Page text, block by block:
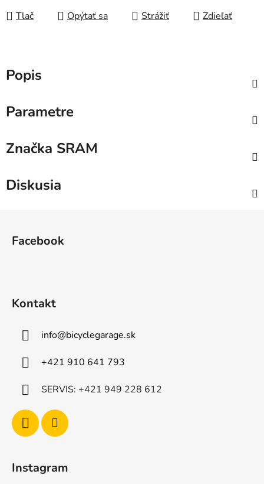
Tlač Opýtať sa Strážiť Zdieľať
Popis
Parametre
Značka SRAM
Diskusia
Facebook
Kontakt
info@bicyclegarage.sk
+421 910 641 793
SERVIS: +421 949 228 612
Instagram